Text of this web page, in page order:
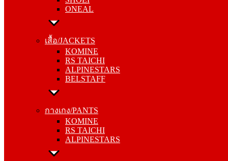
ONEAL
เสื้อ/JACKETS
KOMINE
RS TAICHI
ALPINESTARS
BELSTAFF
กางเกง/PANTS
KOMINE
RS TAICHI
ALPINESTARS
เสื้อ/JACKETS
RS TAICHI
ALPINESTARS
BELSTAFF
กางเกง/PANTS
RS TAICHI
ALPINESTARS
ถุงมือ/GLOVES